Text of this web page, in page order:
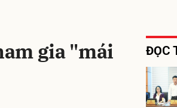
gia "mái
ĐỌC